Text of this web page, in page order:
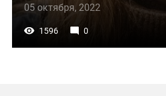
05 октября, 2022
1596 0